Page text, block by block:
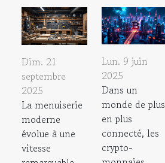
Dim. 21
septembre
2025
La menuiserie
moderne
évolue à une
vitesse
Lun. 9 juin
2025
Dans un
monde de plus
en plus
connecté, les
crypto-